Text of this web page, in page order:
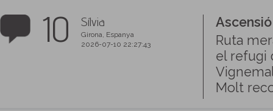
10 Sílvia
Girona, Espanya
2026-07-10 22:27:43
Ruta
el refugi
Molt